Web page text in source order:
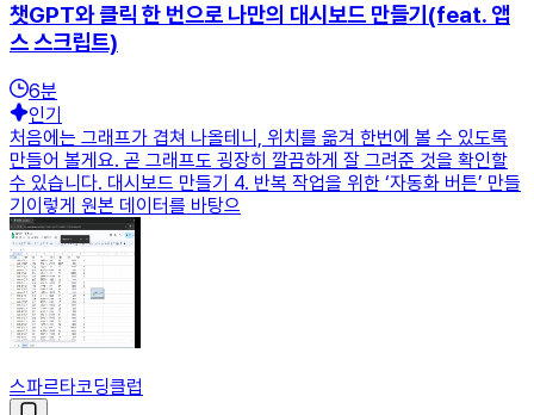
챗GPT와 클릭 한 번으로 나만의 대시보드 만들기(feat. 앱
스 스크립트)
6분
인기
처음에는 그래프가 겹쳐 나올테니, 위치를 옮겨 한번에 볼 수 있도록
만들어 볼게요. 곧 그래프도 굉장히 깔끔하게 잘 그려준 것을 확인할
수 있습니다. 대시보드 만들기 4. 반복 작업을 위한 ‘자동화 버튼’ 만들
기이렇게 원본 데이터를 바탕으
스파르타코딩클럽